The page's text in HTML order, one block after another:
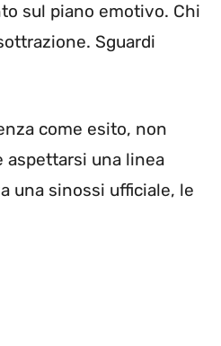
sul piano emotivo. Chi
Sguardi
come esito, non
aspettarsi una linea
una sinossi ufficiale, le